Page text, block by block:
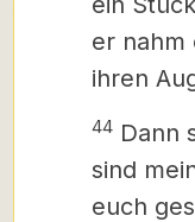
er nahm
ihren
44 Dann
sind
euch